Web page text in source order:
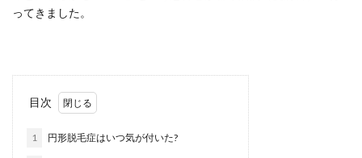
ってきました。
目次
1 円形脱毛症はいつ気が付いた?